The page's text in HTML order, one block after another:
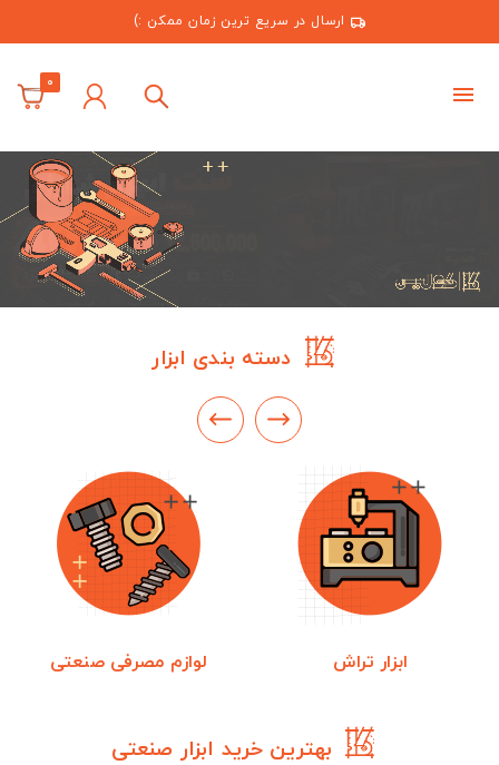
ارسال در سریع ترین زمان ممکن :)
0
دسته بندی ابزار
لوازم مصرفی صنعتی ابزار تراش
بهترین خرید ابزار صنعتی